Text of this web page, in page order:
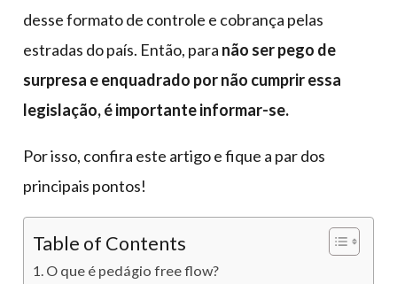
desse formato de controle e cobrança pelas
estradas do país. Então, para não ser pego de
surpresa e enquadrado por não cumprir essa
legislação, é importante informar-se.
Por isso, confira este artigo e fique a par dos
principais pontos!
Table of Contents
O que é pedágio free flow?